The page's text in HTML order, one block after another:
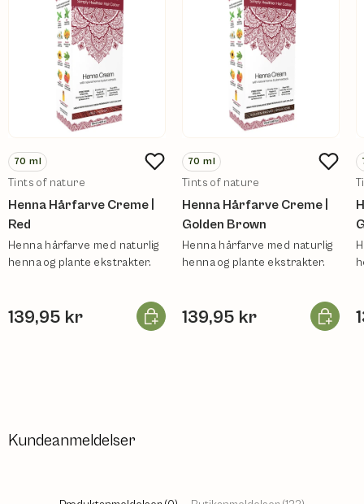
70 ml
Tints of nature
Henna Hårfarve Creme |
Red
Henna hårfarve med naturlig
henna og plante ekstrakter.
139,95 kr Læg i kurv
70 ml
Tints of nature
Henna Hårfarve Creme |
Golden Brown
Henna hårfarve med naturlig
henna og plante ekstrakter.
139,95 kr Læg i
Kundeanmeldelser